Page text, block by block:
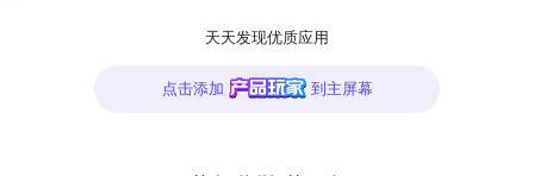
天天发现优质应用
点击添加 到主屏幕